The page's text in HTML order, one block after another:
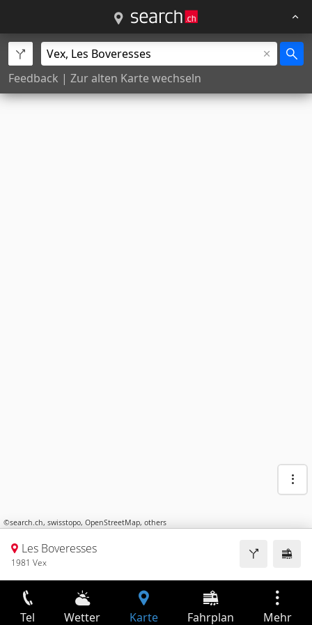
Feedback | Zur alten Karte wechseln
©search.ch, swisstopo, OpenStreetMap, others
Les Boveresses
1981 Vex
Tel Wetter Karte Fahrplan Mehr